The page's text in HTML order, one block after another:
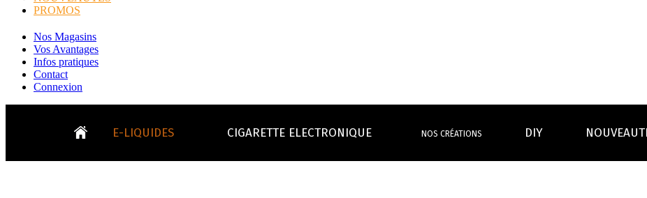
PROMOS
Nos Magasins
Vos Avantages
Infos pratiques
Contact
Connexion
E-LIQUIDES CIGARETTE ELECTRONIQUE NOS CRÉATIONS DIY